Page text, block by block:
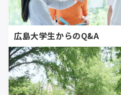
広島大学生からのQ&A